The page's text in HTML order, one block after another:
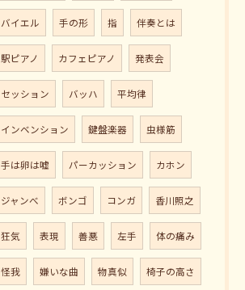
バイエル 手の形 指 伴奏とは
駅ピアノ カフェピアノ 発表会
セッション バッハ 平均律
インベンション 鍵盤楽器 虫様筋
手は卵は嘘 パーカッション カホン
ジャンべ ボンゴ コンガ 香川照之
狂気 表現 善悪 左手 体の痛み
怪我 嫌いな曲 物真似 椅子の高さ